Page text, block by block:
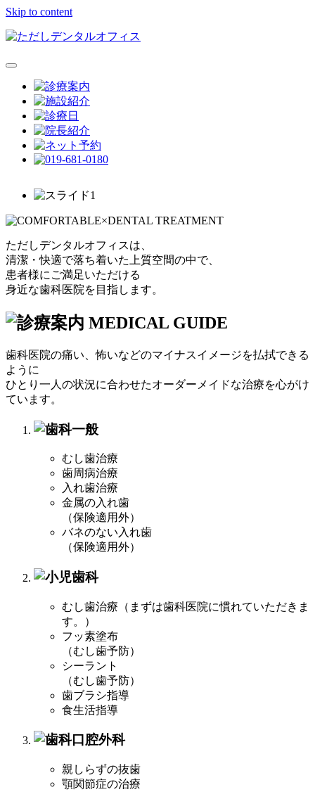
Skip to content
ただしデンタルオフィスは、
清潔・快適で落ち着いた上質空間の中で、
患者様にご満足いただける
身近な歯科医院を目指します。
歯科医院の痛い、怖いなどのマイナスイメージを払拭できる
ように
ひとり一人の状況に合わせたオーダーメイドな治療を心がけ
ています。
むし歯治療
歯周病治療
入れ歯治療
金属の入れ歯
（保険適用外）
バネのない入れ歯
（保険適用外）
むし歯治療（まずは歯科医院に慣れていただきま
す。）
フッ素塗布
（むし歯予防）
シーラント
（むし歯予防）
歯ブラシ指導
食生活指導
親しらずの抜歯
顎関節症の治療